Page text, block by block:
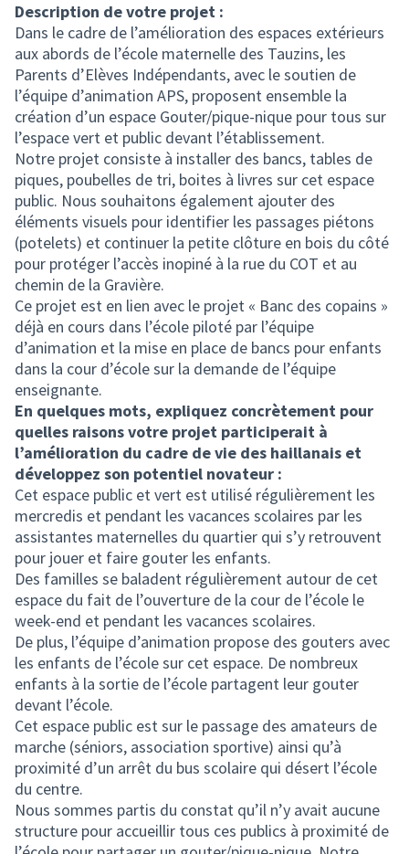
Description de votre projet :
Dans le cadre de l’amélioration des espaces extérieurs
aux abords de l’école maternelle des Tauzins, les
Parents d’Elèves Indépendants, avec le soutien de
l’équipe d’animation APS, proposent ensemble la
création d’un espace Gouter/pique-nique pour tous sur
l’espace vert et public devant l’établissement.
Notre projet consiste à installer des bancs, tables de
piques, poubelles de tri, boites à livres sur cet espace
public. Nous souhaitons également ajouter des
éléments visuels pour identifier les passages piétons
(potelets) et continuer la petite clôture en bois du côté
pour protéger l’accès inopiné à la rue du COT et au
chemin de la Gravière.
Ce projet est en lien avec le projet « Banc des copains »
déjà en cours dans l’école piloté par l’équipe
d’animation et la mise en place de bancs pour enfants
dans la cour d’école sur la demande de l’équipe
enseignante.
En quelques mots, expliquez concrètement pour
quelles raisons votre projet participerait à
l’amélioration du cadre de vie des haillanais et
développez son potentiel novateur :
Cet espace public et vert est utilisé régulièrement les
mercredis et pendant les vacances scolaires par les
assistantes maternelles du quartier qui s’y retrouvent
pour jouer et faire gouter les enfants.
Des familles se baladent régulièrement autour de cet
espace du fait de l’ouverture de la cour de l’école le
week-end et pendant les vacances scolaires.
De plus, l’équipe d’animation propose des gouters avec
les enfants de l’école sur cet espace. De nombreux
enfants à la sortie de l’école partagent leur gouter
devant l’école.
Cet espace public est sur le passage des amateurs de
marche (séniors, association sportive) ainsi qu’à
proximité d’un arrêt du bus scolaire qui désert l’école
du centre.
Nous sommes partis du constat qu’il n’y avait aucune
structure pour accueillir tous ces publics à proximité de